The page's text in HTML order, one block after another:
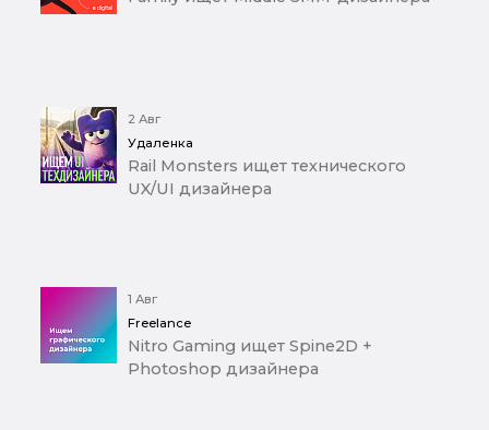
2 Авг
Удаленка
Rail Monsters ищет технического
UX/UI дизайнера
1 Авг
Freelance
Nitro Gaming ищет Spine2D +
Photoshop дизайнера